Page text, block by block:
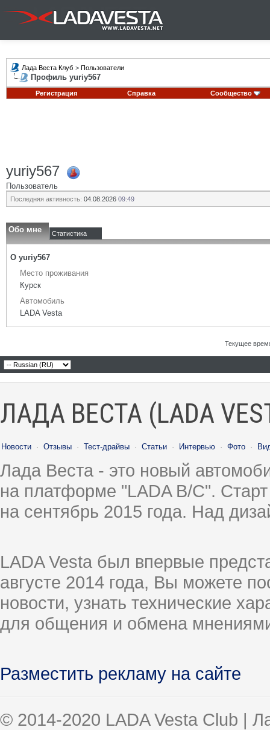
Лада Веста Клуб > Пользователи
Профиль yuriy567
Регистрация Справка Сообщество
yuriy567
Пользователь
Последняя активность: 04.08.2026 09:49
Обо мне Статистика
О yuriy567
Место проживания
Курск
Автомобиль
LADA Vesta
Текущее
ЛАДА ВЕСТА (LADA
Новости · Отзывы · Тест-драйвы · Статьи · Интервью · Фото ·
Лада Веста - это новый
на платформе "LADA B/C".
на сентябрь 2015 года. Над
LADA Vesta был впервые
августе 2014 года, Вы можете
новости, узнать технические
для общения и обмена
Разместить рекламу на сайте
© 2014-2020 LADA Vesta Club |